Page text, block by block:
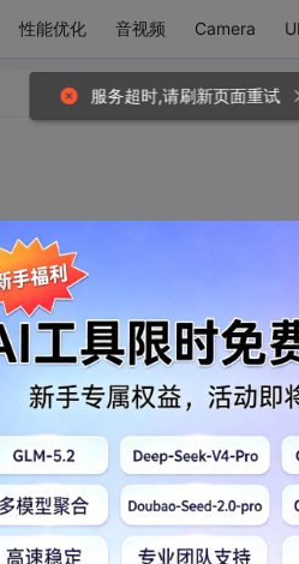
性能优化 音视频 Camera UI
心在NDK层，所以我把一些字
：
次,下电测试%d次\nSDC私有命令
服务超时,请刷新页面重试